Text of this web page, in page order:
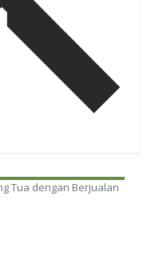
Tua dengan Berjualan